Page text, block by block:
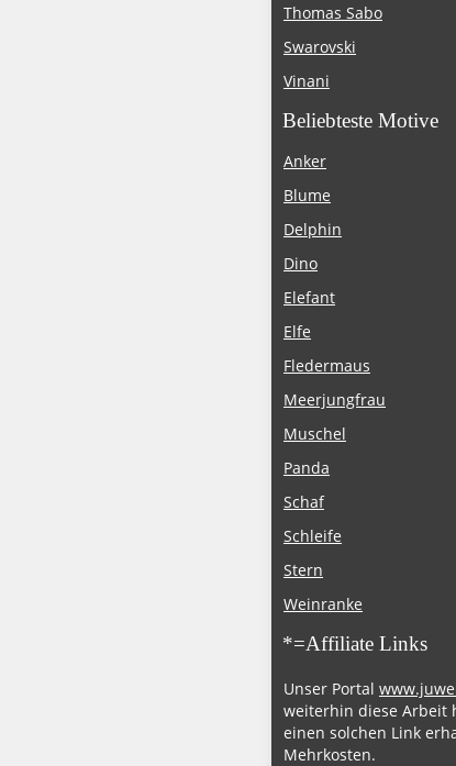
Thomas Sabo
Swarovski
Vinani
Beliebteste Motive
Anker
Blume
Delphin
Dino
Elefant
Elfe
Fledermaus
Meerjungfrau
Muschel
Panda
Schaf
Schleife
Stern
Weinranke
*=Affiliate Links
Unser Portal
weiterhin diese Arbeit
einen solchen Link
Mehrkosten.